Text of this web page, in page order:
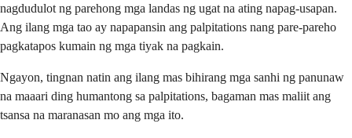
nagdudulot ng parehong mga landas ng ugat na ating napag-usapan.
Ang ilang mga tao ay napapansin ang palpitations nang pare-pareho
pagkatapos kumain ng mga tiyak na pagkain.
Ngayon, tingnan natin ang ilang mas bihirang mga sanhi ng panunaw
na maaari ding humantong sa palpitations, bagaman mas maliit ang
tsansa na maranasan mo ang mga ito.